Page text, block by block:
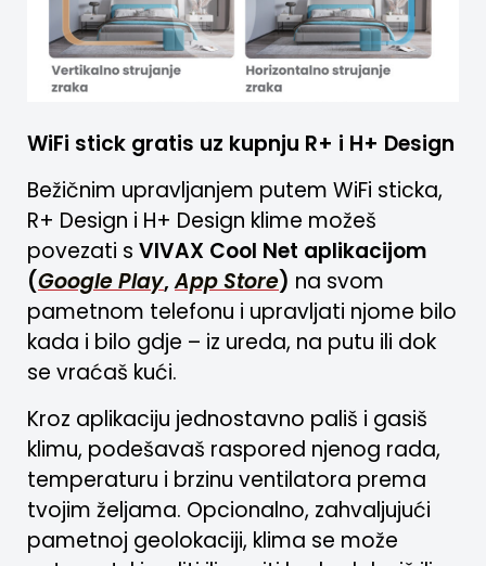
WiFi stick gratis uz kupnju R+ i H+ Design
Bežičnim upravljanjem putem WiFi sticka,
R+ Design i H+ Design klime možeš
povezati s VIVAX Cool Net aplikacijom
(Google Play,App Store) na svom
pametnom telefonu i upravljati njome bilo
kada i bilo gdje – iz ureda, na putu ili dok
se vraćaš kući.
Kroz aplikaciju jednostavno pališ i gasiš
klimu, podešavaš raspored njenog rada,
temperaturu i brzinu ventilatora prema
tvojim željama. Opcionalno, zahvaljujući
pametnoj geolokaciji, klima se može